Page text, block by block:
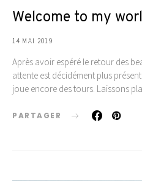
Welcome to my
14 MAI 2019
Après avoir espéré le retour des
attente est décidément plus
joue encore des tours. Laissons
PARTAGER